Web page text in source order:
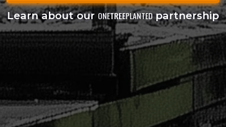
Learn about our ONETREEPLANTEDpartnership